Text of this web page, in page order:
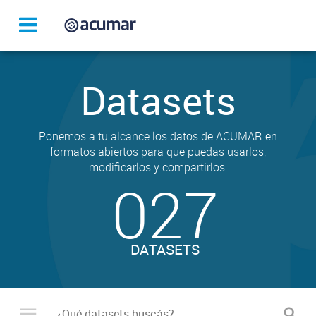
Datasets
Ponemos a tu alcance los datos de ACUMAR en
formatos abiertos para que puedas usarlos,
modificarlos y compartirlos.
027
DATASETS